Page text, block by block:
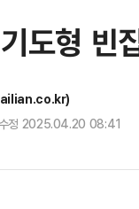
도형 빈
정 2025.04.20 08:41